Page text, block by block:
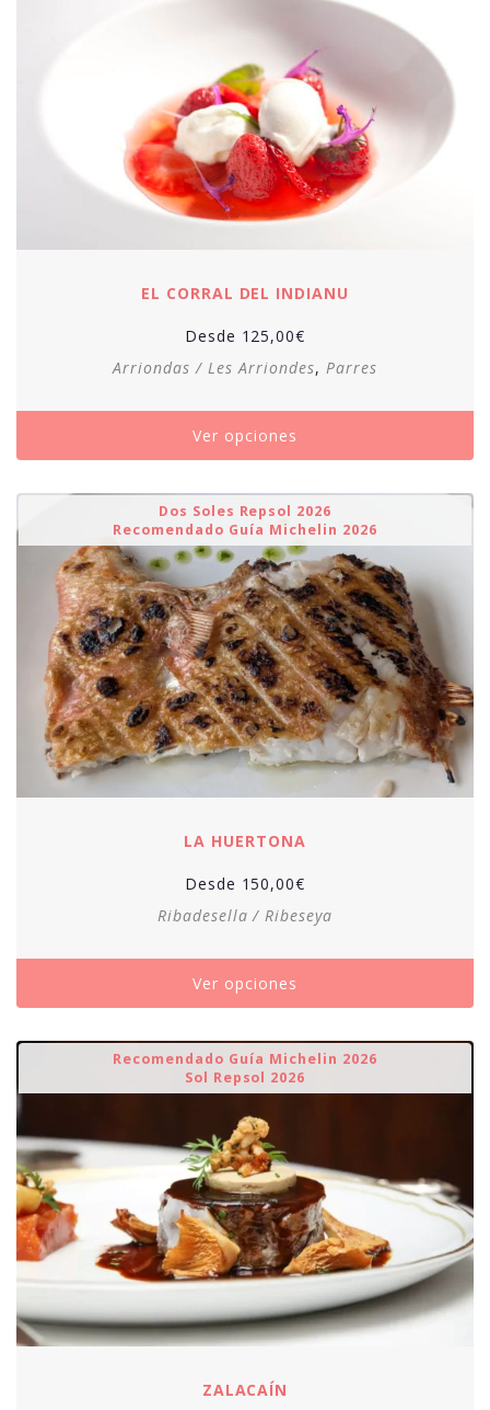
EL CORRAL DEL INDIANU
Desde 125,00€
Arriondas / Les Arriondes, Parres
Ver opciones
Dos Soles Repsol 2026
Recomendado Guía Michelin 2026
LA HUERTONA
Desde 150,00€
Ribadesella / Ribeseya
Ver opciones
Recomendado Guía Michelin 2026
Sol Repsol 2026
ZALACAÍN